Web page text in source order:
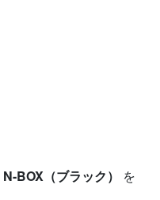
N-BOX（ブラック）
を